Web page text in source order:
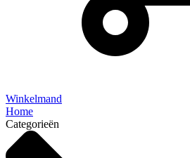
Winkelmand
Home
Categorieën